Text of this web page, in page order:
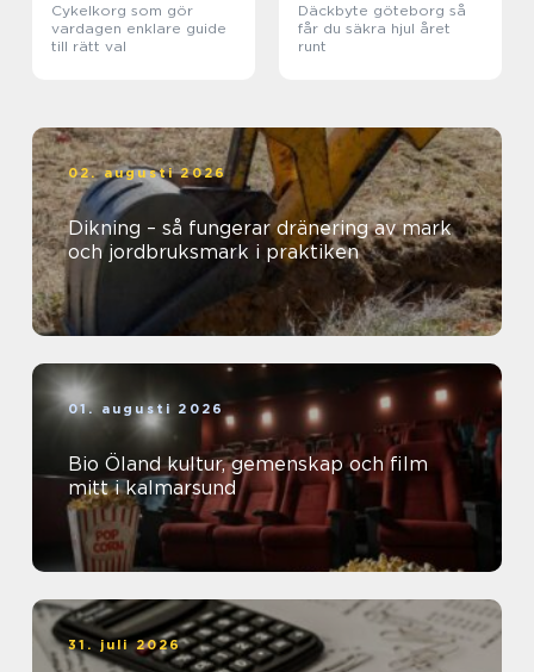
Cykelkorg som gör
vardagen enklare guide
till rätt val
Däckbyte göteborg så
får du säkra hjul året
runt
02. augusti 2026
Dikning – så fungerar dränering av mark
och jordbruksmark i praktiken
01. augusti 2026
Bio Öland kultur, gemenskap och film
mitt i kalmarsund
31. juli 2026